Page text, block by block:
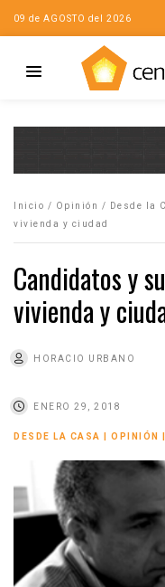
09 de AGOSTO del 2026
Inicio / Opinión / Desde la
vivienda y ciudad
Candidatos y
vivienda y
HORACIO URBANO
ENERO 29, 2018
DESDE LA CASA OPINIÓN